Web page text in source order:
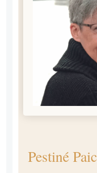
Pestiné